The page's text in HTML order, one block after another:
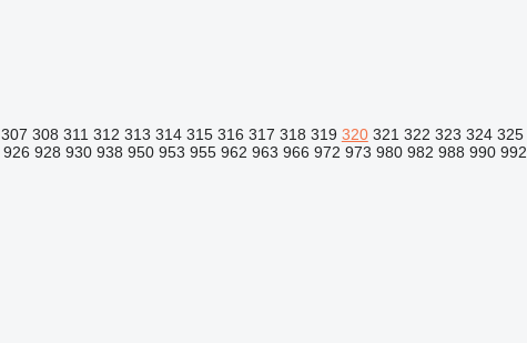
307 308 311 312 313 314 315 316 317 318 319 320 321 322 323 324 325
926 928 930 938 950 953 955 962 963 966 972 973 980 982 988 990 992